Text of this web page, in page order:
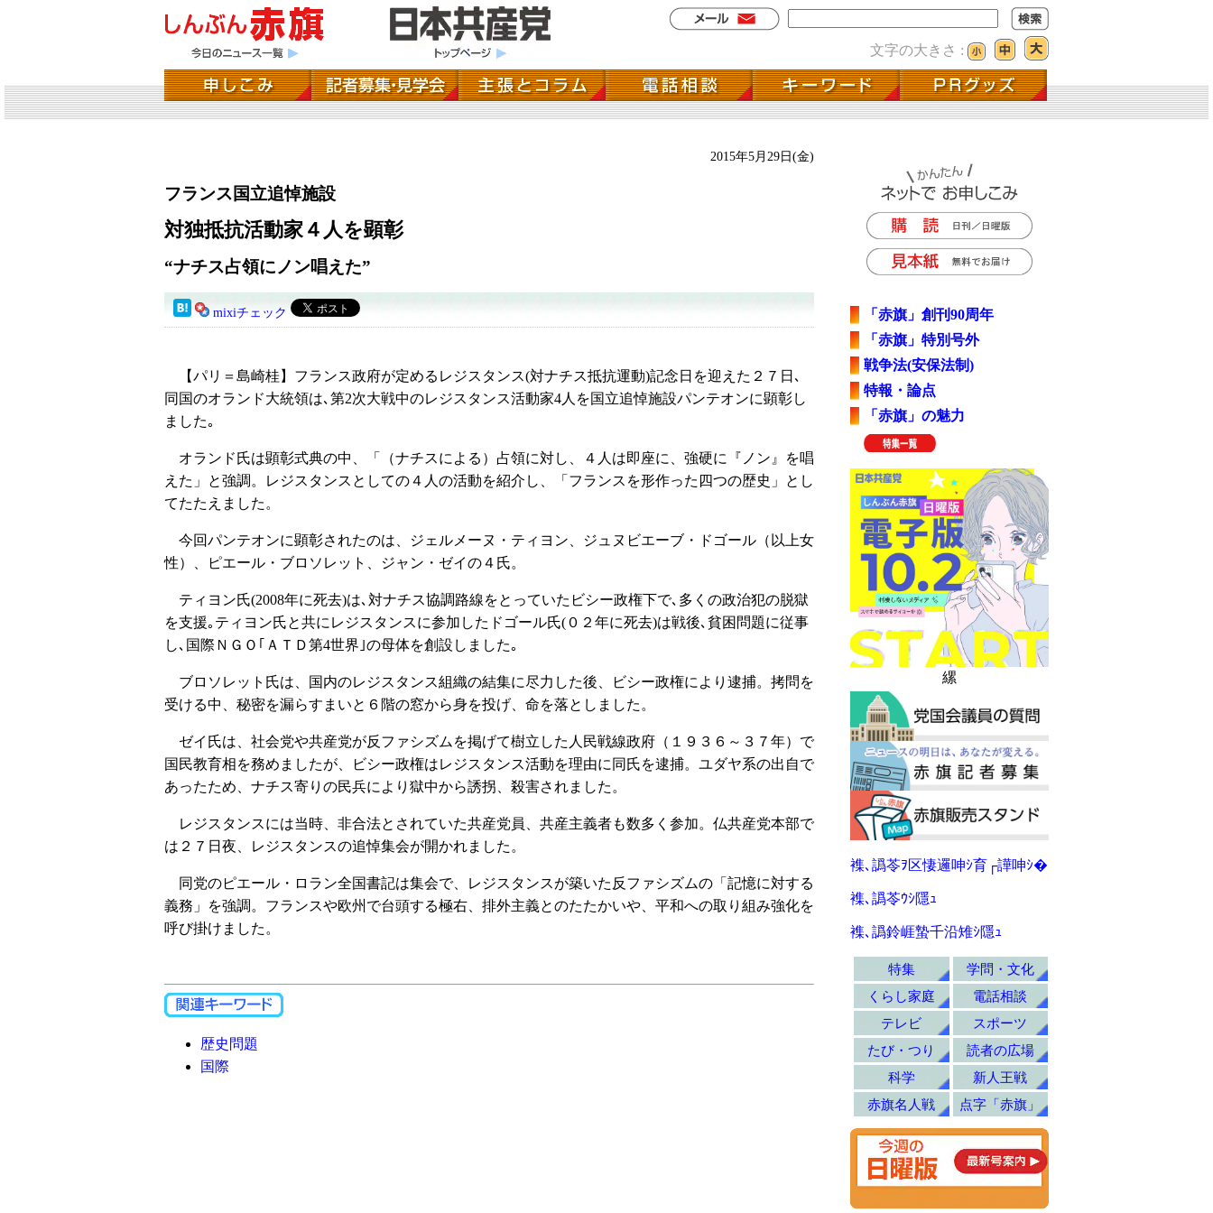
文字の大きさ :
2015年5月29日(金)
フランス国立追悼施設
対独抵抗活動家４人を顕彰
“ナチス占領にノン唱えた”
mixiチェック
【パリ＝島崎桂】フランス政府が定めるレジスタンス(対ナチス抵抗運動)記念日を迎えた２７日､
同国のオランド大統領は､第2次大戦中のレジスタンス活動家4人を国立追悼施設パンテオンに顕彰し
ました｡
オランド氏は顕彰式典の中、「（ナチスによる）占領に対し、４人は即座に、強硬に『ノン』を唱
えた」と強調。レジスタンスとしての４人の活動を紹介し、「フランスを形作った四つの歴史」とし
てたたえました。
今回パンテオンに顕彰されたのは、ジェルメーヌ・ティヨン、ジュヌビエーブ・ドゴール（以上女
性）、ピエール・ブロソレット、ジャン・ゼイの４氏。
ティヨン氏(2008年に死去)は､対ナチス協調路線をとっていたビシー政権下で､多くの政治犯の脱獄
を支援｡ティヨン氏と共にレジスタンスに参加したドゴール氏(０２年に死去)は戦後､貧困問題に従事
し､国際ＮＧＯ｢ＡＴＤ第4世界｣の母体を創設しました｡
ブロソレット氏は、国内のレジスタンス組織の結集に尽力した後、ビシー政権により逮捕。拷問を
受ける中、秘密を漏らすまいと６階の窓から身を投げ、命を落としました。
ゼイ氏は、社会党や共産党が反ファシズムを掲げて樹立した人民戦線政府（１９３６～３７年）で
国民教育相を務めましたが、ビシー政権はレジスタンス活動を理由に同氏を逮捕。ユダヤ系の出自で
あったため、ナチス寄りの民兵により獄中から誘拐、殺害されました。
レジスタンスには当時、非合法とされていた共産党員、共産主義者も数多く参加。仏共産党本部で
は２７日夜、レジスタンスの追悼集会が開かれました。
同党のピエール・ロラン全国書記は集会で、レジスタンスが築いた反ファシズムの「記憶に対する
義務」を強調。フランスや欧州で台頭する極右、排外主義とのたたかいや、平和への取り組み強化を
呼び掛けました。
歴史問題
国際
「赤旗」創刊90周年
「赤旗」特別号外
戦争法(安保法制)
特報・論点
「赤旗」の魅力
縲
襍､譌苓ｦ区悽邏呻ｼ育┌譁呻ｼ�
襍､譌苓ｳｼ隱ｭ
襍､譌鈴崕蟄千沿雉ｼ隱ｭ
特集
学問・文化
くらし家庭
電話相談
テレビ
スポーツ
たび・つり
読者の広場
科学
新人王戦
赤旗名人戦
点字「赤旗」